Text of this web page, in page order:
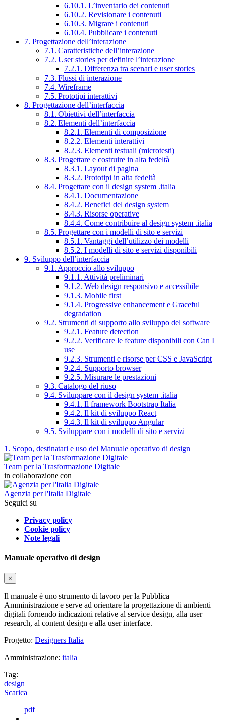
6.10.1. L’inventario dei contenuti
6.10.2. Revisionare i contenuti
6.10.3. Migrare i contenuti
6.10.4. Pubblicare i contenuti
7. Progettazione dell’interazione
7.1. Caratteristiche dell’interazione
7.2. User stories per definire l’interazione
7.2.1. Differenza tra scenari e user stories
7.3. Flussi di interazione
7.4. Wireframe
7.5. Prototipi interattivi
8. Progettazione dell’interfaccia
8.1. Obiettivi dell’interfaccia
8.2. Elementi dell’interfaccia
8.2.1. Elementi di composizione
8.2.2. Elementi interattivi
8.2.3. Elementi testuali (microtesti)
8.3. Progettare e costruire in alta fedeltà
8.3.1. Layout di pagina
8.3.2. Prototipi in alta fedeltà
8.4. Progettare con il design system .italia
8.4.1. Documentazione
8.4.2. Benefici del design system
8.4.3. Risorse operative
8.4.4. Come contribuire al design system .italia
8.5. Progettare con i modelli di sito e servizi
8.5.1. Vantaggi dell’utilizzo dei modelli
8.5.2. I modelli di sito e servizi disponibili
9. Sviluppo dell’interfaccia
9.1. Approccio allo sviluppo
9.1.1. Attività preliminari
9.1.2. Web design responsivo e accessibile
9.1.3. Mobile first
9.1.4. Progressive enhancement e Graceful
degradation
9.2. Strumenti di supporto allo sviluppo del software
9.2.1. Feature detection
9.2.2. Verificare le feature disponibili con Can I
use
9.2.3. Strumenti e risorse per CSS e JavaScript
9.2.4. Supporto browser
9.2.5. Misurare le prestazioni
9.3. Catalogo del riuso
9.4. Sviluppare con il design system .italia
9.4.1. Il framework Bootstrap Italia
9.4.2. Il kit di sviluppo React
9.4.3. Il kit di sviluppo Angular
9.5. Sviluppare con i modelli di sito e servizi
1. Scopo, destinatari e uso del Manuale operativo di design
Team per la Trasformazione Digitale
in collaborazione con
Agenzia per l'Italia Digitale
Seguici su
Privacy policy
Cookie policy
Note legali
Manuale operativo di design
×
Il manuale è uno strumento di lavoro per la Pubblica
Amministrazione e serve ad orientare la progettazione di ambienti
digitali fornendo indicazioni relative al service design, alla user
research, al content design e alla user interface.
Progetto: Designers Italia
Amministrazione: italia
Tag:
design
Scarica
pdf